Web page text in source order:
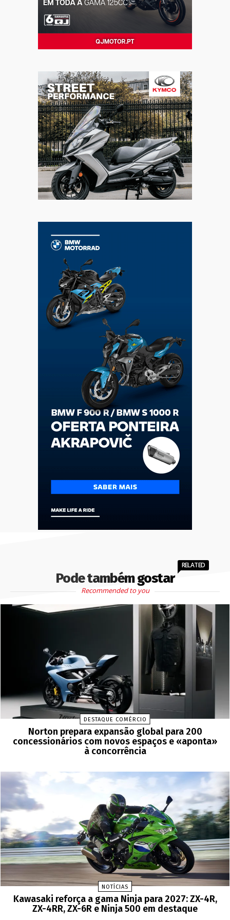
Pode também gostar
RELATED
Recommended to you
DESTAQUE COMÉRCIO
Norton prepara expansão global para 200
concessionários com novos espaços e «aponta»
à concorrência
NOTÍCIAS
Kawasaki reforça a gama Ninja para 2027: ZX-4R,
ZX-4RR, ZX-6R e Ninja 500 em destaque